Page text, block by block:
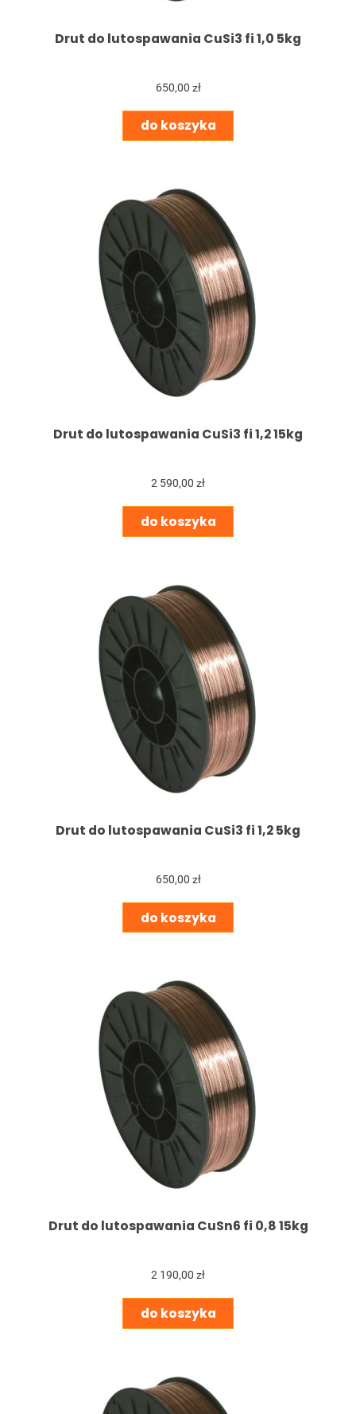
Drut do lutospawania CuSi3 fi 1,0 5kg
650,00 zł
do koszyka
Drut do lutospawania CuSi3 fi 1,2 15kg
2 590,00 zł
do koszyka
Drut do lutospawania CuSi3 fi 1,2 5kg
650,00 zł
do koszyka
Drut do lutospawania CuSn6 fi 0,8 15kg
2 190,00 zł
do koszyka